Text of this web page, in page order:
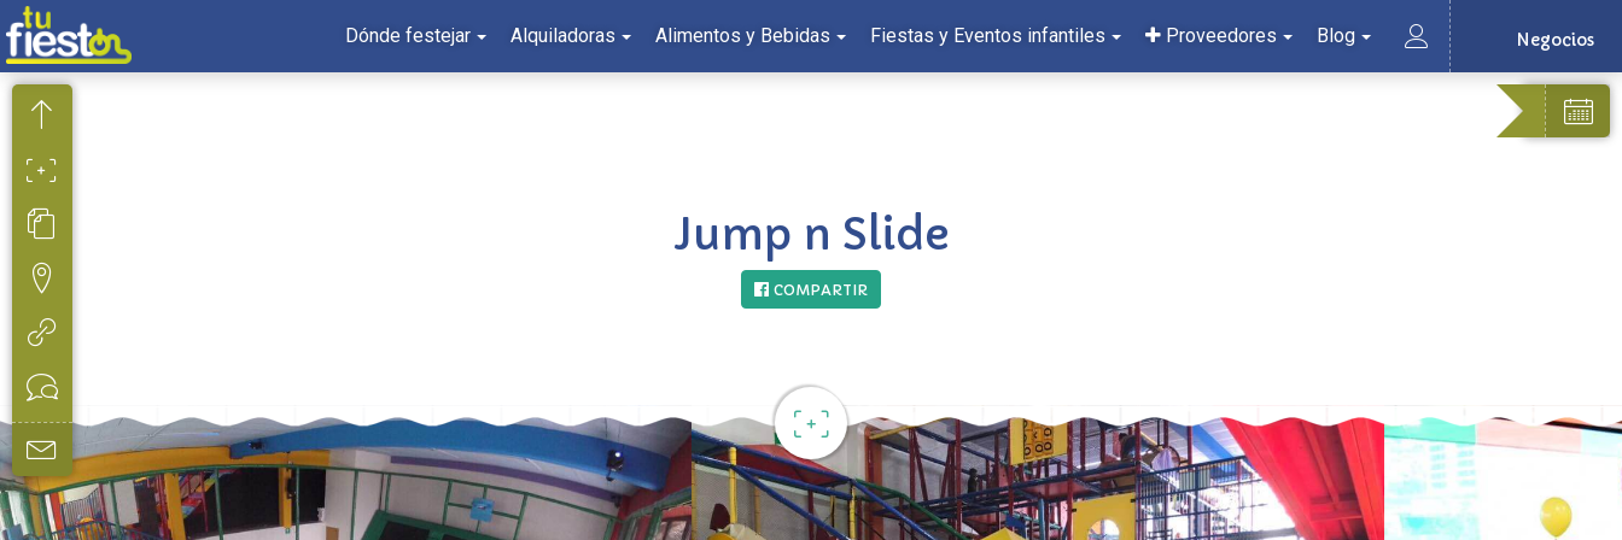
Negocios
Dónde festejar Alquiladoras Alimentos y Bebidas Fiestas y Eventos infantiles Proveedores Blog
Jump n Slide
COMPARTIR